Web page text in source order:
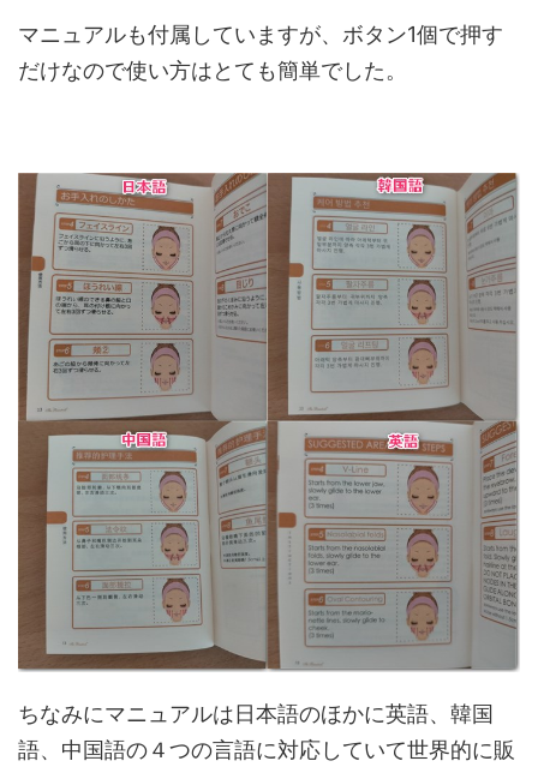
マニュアルも付属していますが、ボタン1個で押す
だけなので使い方はとても簡単でした。
ちなみにマニュアルは日本語のほかに英語、韓国
語、中国語の４つの言語に対応していて世界的に販